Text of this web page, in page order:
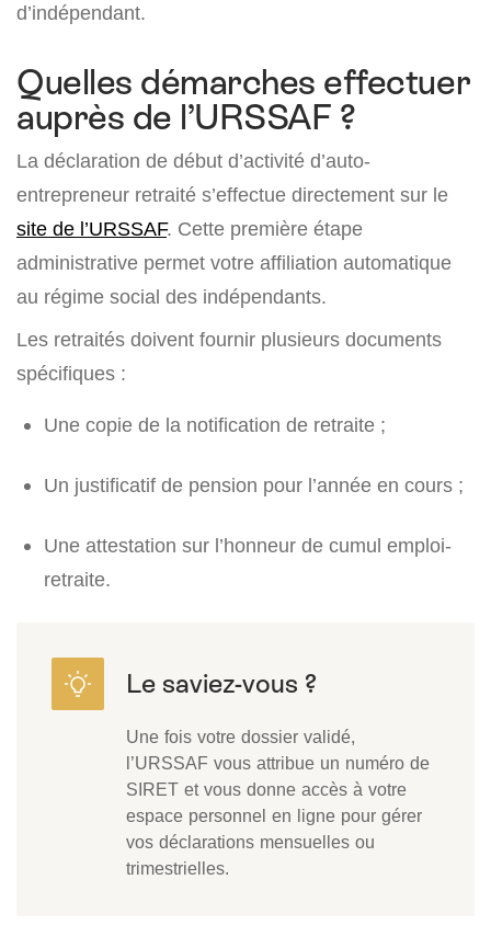
d’indépendant.
Quelles démarches effectuer
auprès de l’URSSAF ?
La déclaration de début d’activité d’auto-
entrepreneur retraité s’effectue directement sur le
site de l’URSSAF. Cette première étape
administrative permet votre affiliation automatique
au régime social des indépendants.
Les retraités doivent fournir plusieurs documents
spécifiques :
Une copie de la notification de retraite ;
Un justificatif de pension pour l’année en cours ;
Une attestation sur l’honneur de cumul emploi-
retraite.
Une fois votre dossier validé,
l’URSSAF vous attribue un numéro de
SIRET et vous donne accès à votre
espace personnel en ligne pour gérer
vos déclarations mensuelles ou
trimestrielles.